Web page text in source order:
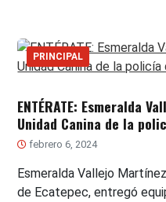
PRINCIPAL
ENTÉRATE: Esmeralda
Unidad Canina de la
febrero 6, 2024
Esmeralda Vallejo
de Ecatepec, entregó